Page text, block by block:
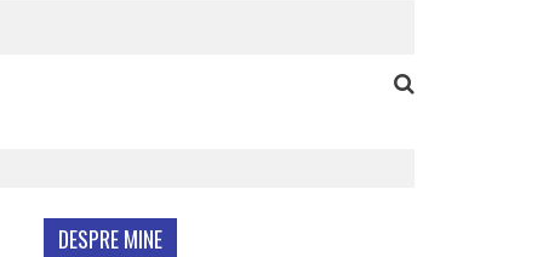
DESPRE MINE